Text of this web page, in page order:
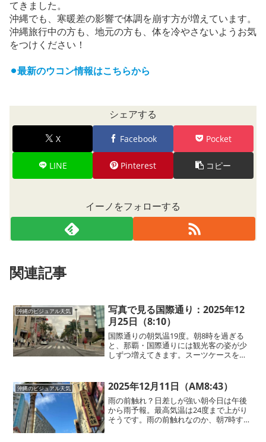
てきました。
沖縄でも、寒暖差の影響で体調を崩す方が増えています。
沖縄旅行中の方も、地元の方も、体を冷やさないようお気
をつけください！
⚫︎最新のウコン情報はこちらから
シェアする
X Facebook Pocket
LINE Pinterest コピー
イーノをフォローする
関連記事
沖縄のビジュアル天気
写真で見る国際通り：2025年12
月25日（8:10）
国際通りの朝気温19度。朝8時を過ぎる
と、那覇・国際通りには観光客の姿が少
しずつ増えてきます。スーツケースを引
方。それぞれの旅のスタートを感じさせ
る光景です。今朝もジャケ...
沖縄のビジュアル天気 2025年12月11日（AM8:43）
雨の前触れ？日差しが強い朝今日は午後
から雨予報。最高気温は24度まで上がり
そうです。雨の前触れなのか、朝7時すぎ